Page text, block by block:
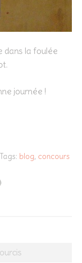
dans la foulée
journée !
blog, concours